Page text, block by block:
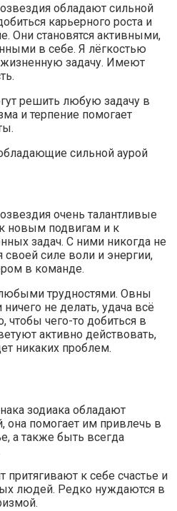
обладают сильной
карьерного роста и
Они становятся активными,
в себе. Я лёгкостью
задачу. Имеют
решить любую задачу в
и терпение помогает
очень талантливые
новым подвигам и к
задач. С ними никогда не
своей силе воли и энергии,
в команде.
трудностями. Овны
не делать, удача всё
чтобы чего-то добиться в
активно действовать,
никаких проблем.
зодиака обладают
она помогает им привлечь в
а также быть всегда
к себе счастье и
людей. Редко нуждаются в